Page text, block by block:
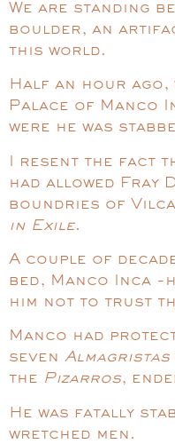
We are standing
boulder, an
this world.
Half an hour ago,
Palace of Manco
were he was
I resent the fact
had allowed Fray
boundries of
in Exile.
A couple of
bed, Manco Inca
him not to trust
Manco had
seven Almagristas
the Pizarros,
He was fatally
wretched men.